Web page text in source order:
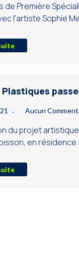
de Première
l’artiste Sophie
Aucun
du projet
en résidence